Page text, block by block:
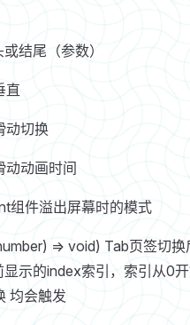
结尾（参数）
直
动切换
动画时间
组件溢出屏幕时的模式
=> void) Tab页签切换
示的index索引，索引从0
均会触发